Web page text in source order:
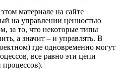
материале на сайте
на управлении ценностью
за то, что некоторые типы
а значит – и управлять. В
где одновременно могут
все равно эти цепи